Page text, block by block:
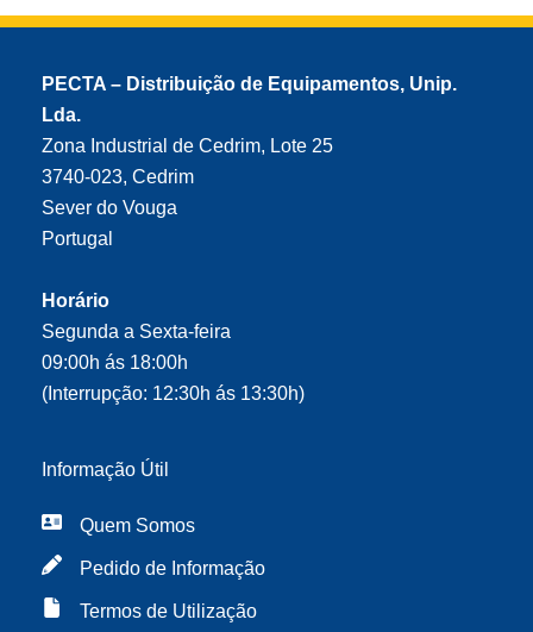
PECTA – Distribuição de Equipamentos, Unip.
Lda.
Zona Industrial de Cedrim, Lote 25
3740-023, Cedrim
Sever do Vouga
Portugal
Horário
Segunda a Sexta-feira
09:00h ás 18:00h
(Interrupção: 12:30h ás 13:30h)
Informação Útil
Quem Somos
Pedido de Informação
Termos de Utilização